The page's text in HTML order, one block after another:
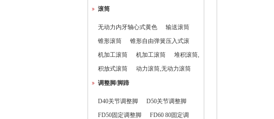
滚筒
无动力内牙轴心式黄色
输送滚筒
锥形滚筒
锥形自由弹簧压入式滚
机加工滚筒
机加工滚筒
堆积滚筒,
积放式滚筒
动力滚筒,无动力滚筒
调整脚/脚蹄
D40关节调整脚
D50关节调整脚
FD50固定调整脚
FD60 80固定调